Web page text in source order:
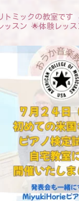
トミックの教室です
ッスン 🌟体験レッス